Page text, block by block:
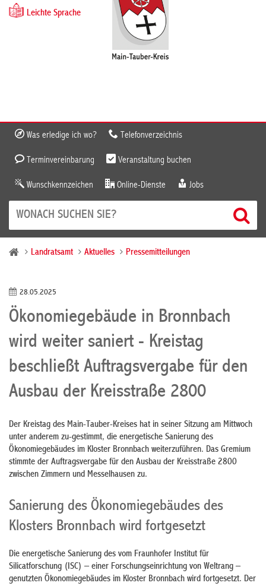
Leichte Sprache
Was erledige ich wo? Telefonverzeichnis
Terminvereinbarung Veranstaltung buchen
Wunschkennzeichen Online-Dienste Jobs
Landratsamt Aktuelles Pressemitteilungen
28.05.2025
Ökonomiegebäude in Bronnbach
wird weiter saniert - Kreistag
beschließt Auftragsvergabe für den
Ausbau der Kreisstraße 2800
Der Kreistag des Main-Tauber-Kreises hat in seiner Sitzung am Mittwoch
unter anderem zu-gestimmt, die energetische Sanierung des
Ökonomiegebäudes im Kloster Bronnbach weiterzuführen. Das Gremium
stimmte der Auftragsvergabe für den Ausbau der Kreisstraße 2800
zwischen Zimmern und Messelhausen zu.
Sanierung des Ökonomiegebäudes des
Klosters Bronnbach wird fortgesetzt
Die energetische Sanierung des vom Fraunhofer Institut für
Silicatforschung (ISC) – einer Forschungseinrichtung von Weltrang –
genutzten Ökonomiegebäudes im Kloster Bronnbach wird fortgesetzt. Der